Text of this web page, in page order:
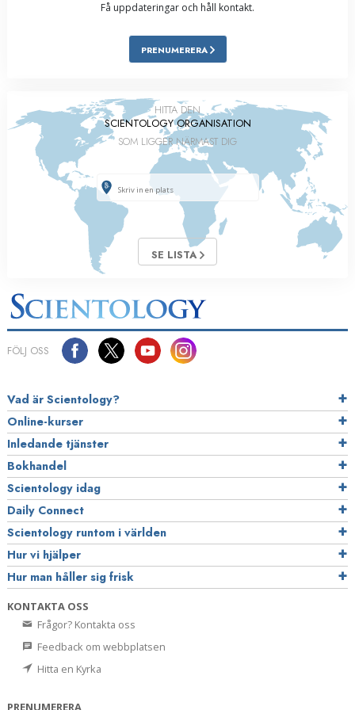
Få uppdateringar och håll kontakt.
PRENUMERERA
HITTA DEN
SCIENTOLOGY ORGANISATION
SOM LIGGER NÄRMAST DIG
SE LISTA
FÖLJ OSS
Vad är Scientology?
Online-kurser
Inledande tjänster
Bokhandel
Scientology idag
Daily Connect
Scientology runtom i världen
Hur vi hjälper
Hur man håller sig frisk
KONTAKTA OSS
Frågor? Kontakta oss
Feedback om webbplatsen
Hitta en Kyrka
PRENUMERERA